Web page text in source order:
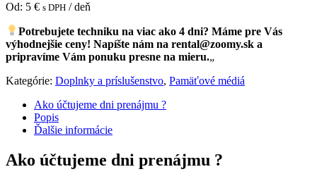
Od: 5 € s DPH / deň
Potrebujete techniku na viac ako 4 dni? Máme pre Vás
výhodnejšie ceny! Napíšte nám na rental@zoomy.sk a
pripravíme Vám ponuku presne na mieru.„
Kategórie: Doplnky a príslušenstvo, Pamäťové médiá
Ako účtujeme dni prenájmu ?
Popis
Ďalšie informácie
Ako účtujeme dni prenájmu ?